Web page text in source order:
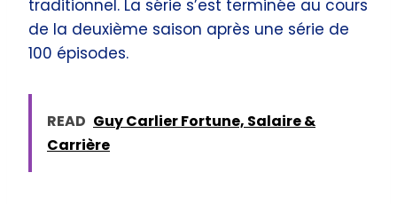
traditionnel. La série s’est terminée au cours
de la deuxième saison après une série de
100 épisodes.
READ Guy Carlier Fortune, Salaire &
Carrière